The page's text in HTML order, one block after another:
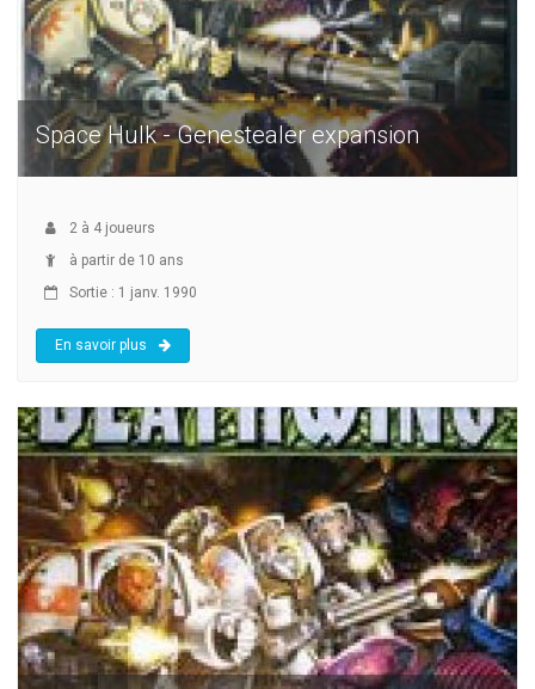
Space Hulk - Genestealer expansion
2 à 4 joueurs
à partir de 10 ans
Sortie : 1 janv. 1990
En savoir plus